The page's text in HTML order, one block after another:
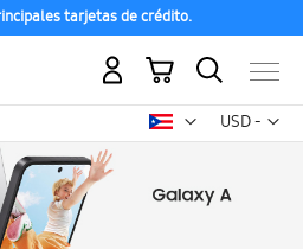
tarjetas de crédito.
USD -
dólar
Mi carrito